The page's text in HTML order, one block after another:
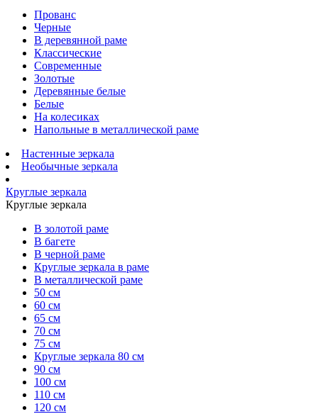
Прованс
Черные
В деревянной раме
Классические
Современные
Золотые
Деревянные белые
Белые
На колесиках
Напольные в металлической раме
Настенные зеркала
Необычные зеркала
Круглые зеркала
Круглые зеркала
В золотой раме
В багете
В черной раме
Круглые зеркала в раме
В металлической раме
50 см
60 см
65 см
70 см
75 см
Круглые зеркала 80 см
90 см
100 см
110 см
120 см